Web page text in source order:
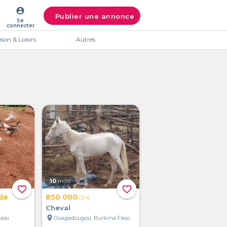
account_circle
Se
connecter
Publier une annonce
& Loisirs Autres
favorite_border favorite_border
10 mois
850 000CFA
Cheval
location_onOuagadougou, Burkina Faso